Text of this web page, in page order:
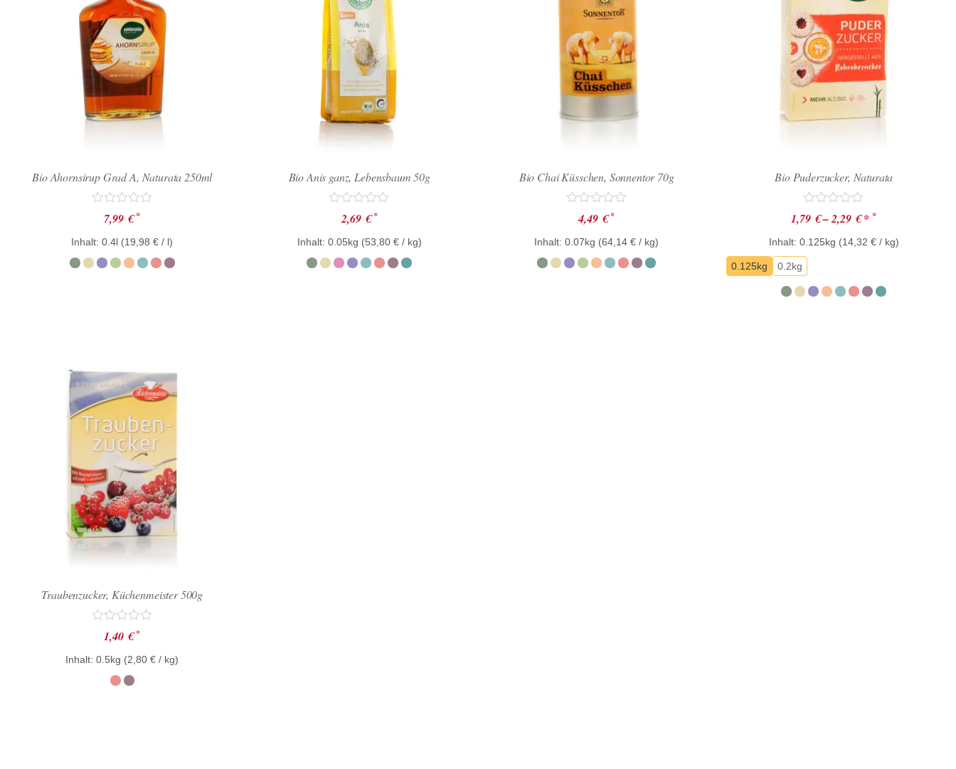
Bio Ahornsirup Grad A, Naturata 250ml
Bewertet
mit
0
von
5
7,99 € *
Inhalt: 0.4l (19,98€ / l)
Bio Anis ganz, Lebensbaum 50g
Bewertet
mit
0
von
5
2,69 € *
Inhalt: 0.05kg (53,80 €/ kg)
Bio Chai Küsschen, Sonnentor 70g
Bewertet
mit
0
von
5
4,49 € *
Inhalt: 0.07kg (64,14€ / kg)
Bio Puderzucker, Naturata
Bewertet
mit
0
von
5
1,79 €–2,29 €**
Inhalt: 0.125kg (14,32 €/ kg)
0.125kg 0.2kg
Traubenzucker, Küchenmeister 500g
Bewertet
mit
von
1,40 € *
Inhalt: 0.5kg (2,80€ / kg)